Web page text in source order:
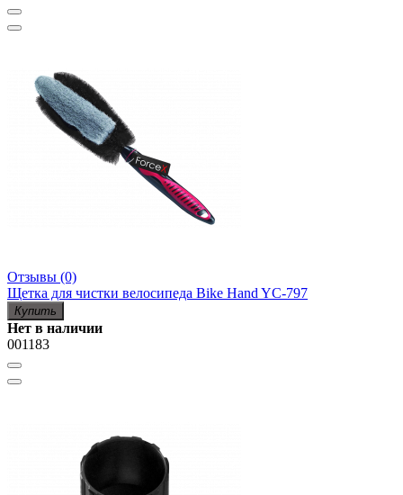
Отзывы (0)
Щетка для чистки велосипеда Bike Hand YC-797
Купить
Нет в наличии
001183